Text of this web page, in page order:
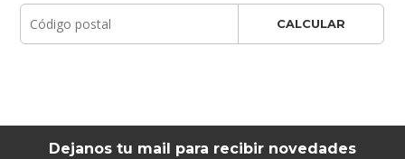
CALCULAR
Dejanos tu mail para recibir novedades